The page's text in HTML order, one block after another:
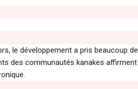
le développement a pris beaucoup de
des communautés kanakes affirment